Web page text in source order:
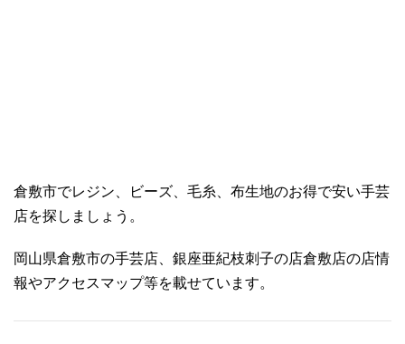
倉敷市でレジン、ビーズ、毛糸、布生地のお得で安い手芸
店を探しましょう。
岡山県倉敷市の手芸店、銀座亜紀枝刺子の店倉敷店の店情
報やアクセスマップ等を載せています。